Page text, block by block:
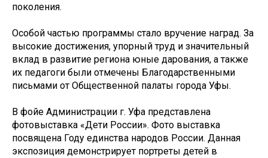
поколения.
Особой частью программы стало вручение наград. За
высокие достижения, упорный труд и значительный
вклад в развитие региона юные дарования, а также
их педагоги были отмечены Благодарственными
письмами от Общественной палаты города Уфы.
В фойе Администрации г. Уфа представлена
фотовыставка «Дети России». Фото выставка
посвящена Году единства народов России. Данная
экспозиция демонстрирует портреты детей в